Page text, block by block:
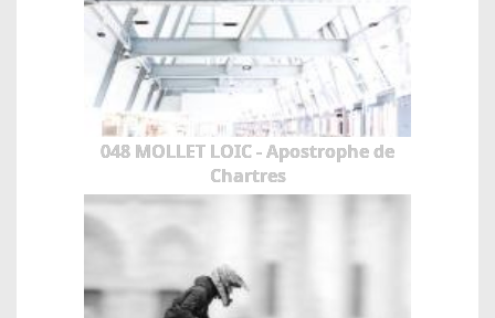
048 MOLLET LOIC - Apostrophe de
Chartres